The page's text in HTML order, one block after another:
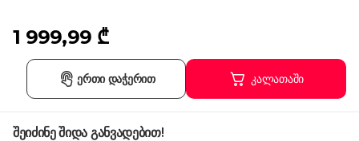
1 999,99 ₾
კალათაში
ერთი დაჭერით
შეიძინე შიდა განვადებით!